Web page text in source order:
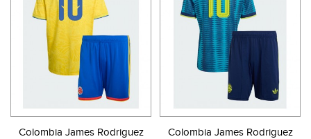
Colombia James Rodriguez
Colombia James Rodriguez